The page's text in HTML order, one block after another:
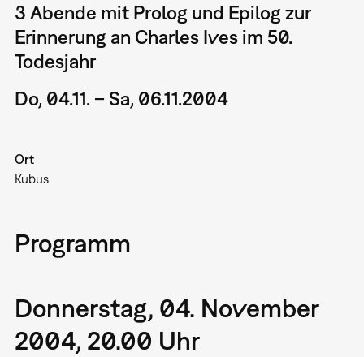
3 Abende mit Prolog und Epilog zur
Erinnerung an Charles Ives im 50.
Todesjahr
Do, 04.11. – Sa, 06.11.2004
Ort
Kubus
Programm
Donnerstag, 04. November
2004, 20.00 Uhr